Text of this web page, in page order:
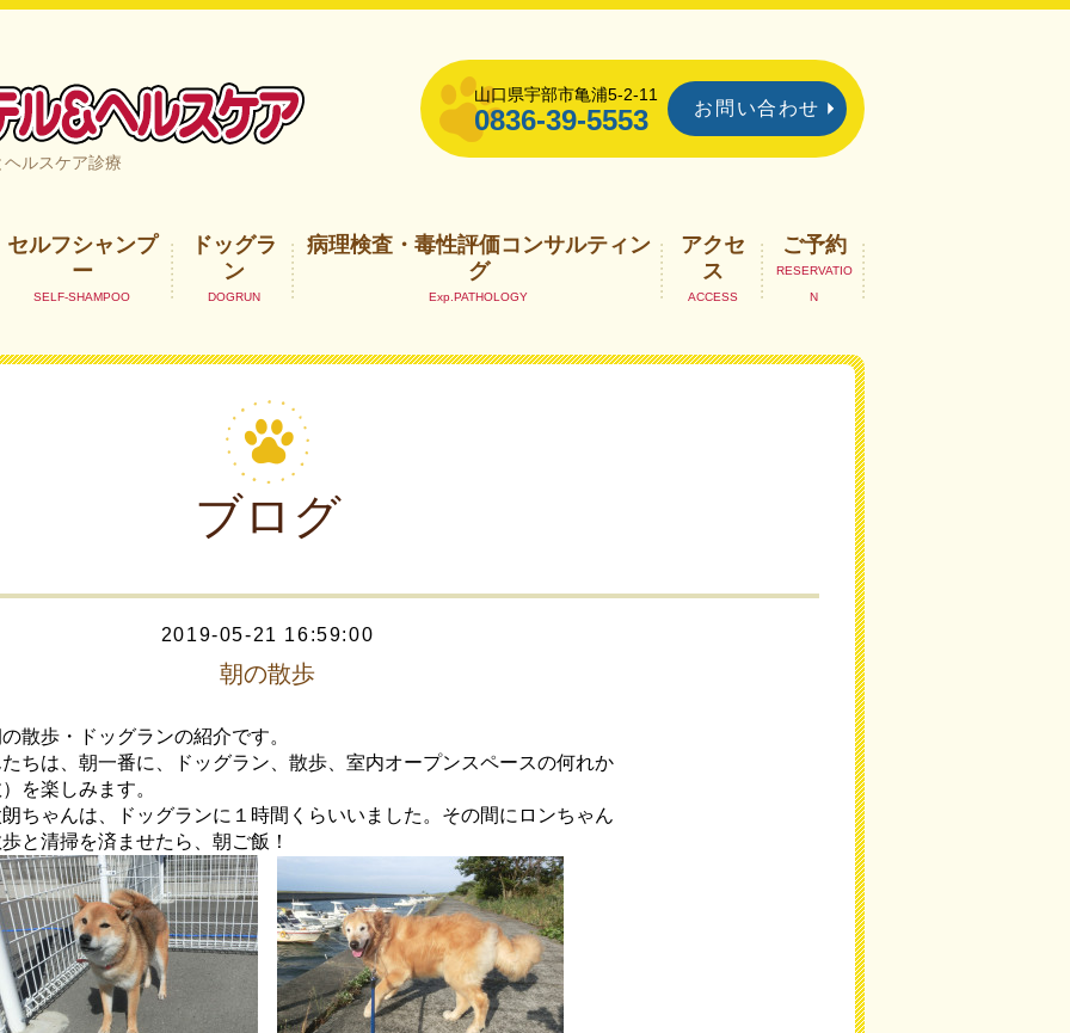
口県宇部市
ルスケア診療
山口県宇部市亀浦5-2-11
0836-39-5553 お問い合わせ
セルフシャンプ
ー
ドッグラ
ン
病理検査・毒性評価コンサルティン
グ
アクセ
ス
ご予約
ブログ
2019-05-21 16:59:00
朝の散歩
散歩・ドッグランの紹介です。
ちは、朝一番に、ドッグラン、散歩、室内オープンスペースの何れか
を楽しみます。
ちゃんは、ドッグランに１時間くらいいました。その間にロンちゃん
と清掃を済ませたら、朝ご飯！